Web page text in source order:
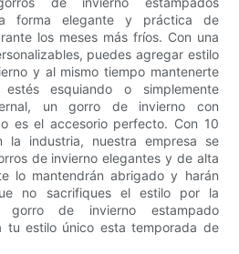
forma elegante y práctica de
los meses más fríos. Con una
puedes agregar estilo
y al mismo tiempo mantenerte
esquiando o simplemente
un gorro de invierno con
es el accesorio perfecto. Con 10
la industria, nuestra empresa se
de invierno elegantes y de alta
lo mantendrán abrigado y harán
no sacrifiques el estilo por la
gorro de invierno estampado
tu estilo único esta temporada de